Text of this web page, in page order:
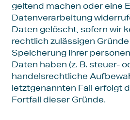
geltend machen oder eine
Datenverarbeitung
Daten gelöscht, sofern wir
rechtlich zulässigen
Speicherung Ihrer
Daten haben (z. B. steuer-
handelsrechtliche
letztgenannten Fall erfolgt
Fortfall dieser Gründe.